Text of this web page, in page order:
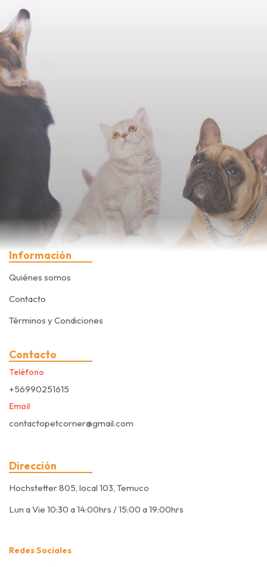
Información
Quiénes somos
Contacto
Términos y Condiciones
Contacto
Teléfono
+56990251615
Email
contactopetcorner@gmail.com
Dirección
Hochstetter 805, local 103, Temuco
Lun a Vie 10:30 a 14:00hrs / 15:00 a 19:00hrs
Redes Sociales